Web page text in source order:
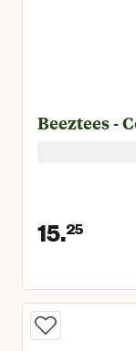
Beeztees -
15.25